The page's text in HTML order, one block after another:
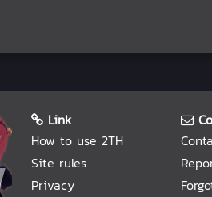
Link
How to use 2TH
Site rules
Privacy